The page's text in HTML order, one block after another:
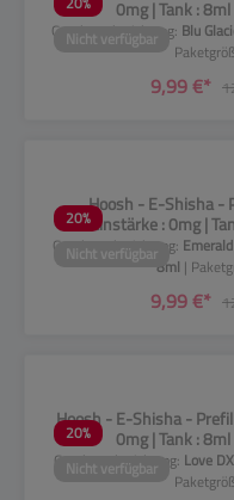
Nicht verfügbar
0mg | Tank :
Geschmacksrichtung: Blu
9,99 €*
20%
Nicht verfügbar
Hoosh - E-Shisha -
Nikotinstärke : 0mg |
Geschmacksrichtung:
8ml |
9,99 €*
20%
Nicht verfügbar
Hoosh - E-Shisha -
0mg | Tank :
Geschmacksrichtung: Love